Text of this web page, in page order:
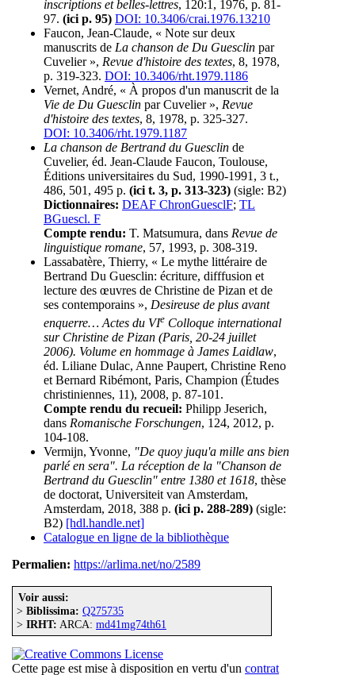
inscriptions et belles-lettres, 120:1, 1976, p. 81-
97. (ici p. 95) DOI: 10.3406/crai.1976.13210
Faucon, Jean-Claude, « Note sur deux
manuscrits de La chanson de Du Guesclin par
Cuvelier », Revue d'histoire des textes, 8, 1978,
p. 319-323. DOI: 10.3406/rht.1979.1186
Vernet, André, « À propos d'un manuscrit de la
Vie de Du Guesclin par Cuvelier », Revue
d'histoire des textes, 8, 1978, p. 325-327.
DOI: 10.3406/rht.1979.1187
La chanson de Bertrand du Guesclin de
Cuvelier, éd. Jean-Claude Faucon, Toulouse,
Éditions universitaires du Sud, 1990-1991, 3 t.,
486, 501, 495 p. (ici t. 3, p. 313-323) (sigle: B2)
Dictionnaires: DEAF ChronGuesclF; TL
BGuescl. F
Compte rendu: T. Matsumura, dans Revue de
linguistique romane, 57, 1993, p. 308-319.
Lassabatère, Thierry, « Le mythe littéraire de
Bertrand Du Guesclin: écriture, difffusion et
lecture des œuvres de Christine de Pizan et de
ses contemporains », Desireuse de plus avant
enquerre… Actes du VIe Colloque international
sur Christine de Pizan (Paris, 20-24 juillet
2006). Volume en hommage à James Laidlaw,
éd. Liliane Dulac, Anne Paupert, Christine Reno
et Bernard Ribémont, Paris, Champion (Études
christiniennes, 11), 2008, p. 87-101.
Compte rendu du recueil: Philipp Jeserich,
dans Romanische Forschungen, 124, 2012, p.
104-108.
Vermijn, Yvonne, "De quoy juqu'a mille ans bien
parlé en sera". La réception de la "Chanson de
Bertrand du Guesclin" entre 1380 et 1618, thèse
de doctorat, Universiteit van Amsterdam,
Amsterdam, 2018, 388 p. (ici p. 288-289) (sigle:
B2) [hdl.handle.net]
Catalogue en ligne de la bibliothèque
Permalien: https://arlima.net/no/2589
Voir aussi:
> Biblissima: Q275735
> IRHT: ARCA: md41mg74th61
Cette page est mise à disposition en vertu d'un contrat